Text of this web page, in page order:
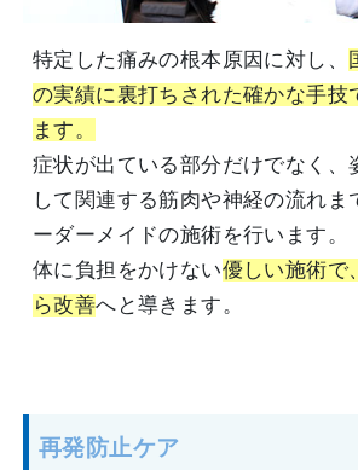
特定した痛みの根本原因に対し、
の実績に裏打ちされた確かな手技
ます。
症状が出ている部分だけでなく、
して関連する筋肉や神経の流れま
ーダーメイドの施術を行います。
体に負担をかけない優しい施術で
ら改善へと導きます。
再発防止ケア